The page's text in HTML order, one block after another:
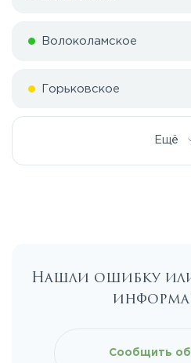
Волоколамское
Горьковское
Каширское
Ещё
Нашли ошибку
Сообщить